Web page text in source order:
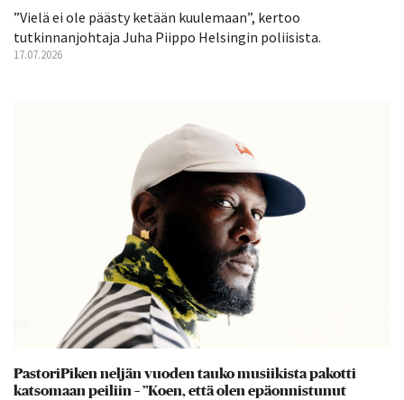
”Vielä ei ole päästy ketään kuulemaan”, kertoo
tutkinnanjohtaja Juha Piippo Helsingin poliisista.
17.07.2026
PastoriPiken neljän vuoden tauko musiikista pakotti
katsomaan peiliin – ”Koen, että olen epäonnistunut